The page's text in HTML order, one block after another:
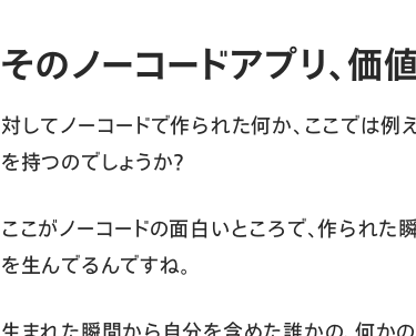
そのノーコードアプリ、価
対してノーコードで作られた何か、ここでは
を持つのでしょうか？
ここがノーコードの面白いところで、作られ
を生んでるんですね。